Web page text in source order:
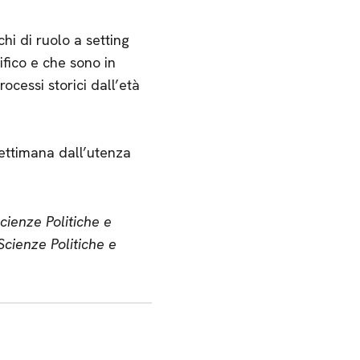
di ruolo a setting
e che sono in
storici dall’età
dall’utenza
Politiche e
Politiche e